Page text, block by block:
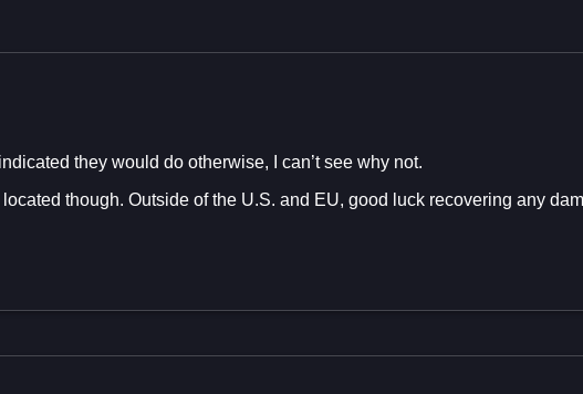
they would do otherwise, I can’t see why not.
though. Outside of the U.S. and EU, good luck recovering any